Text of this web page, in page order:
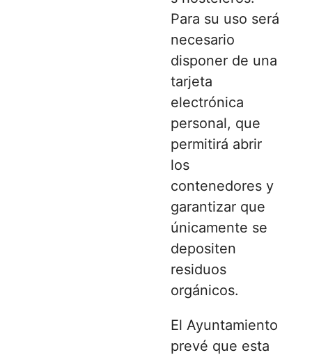
Para su uso será
necesario
disponer de una
tarjeta
electrónica
personal, que
permitirá abrir
los
contenedores y
garantizar que
únicamente se
depositen
residuos
orgánicos.
El Ayuntamiento
prevé que esta